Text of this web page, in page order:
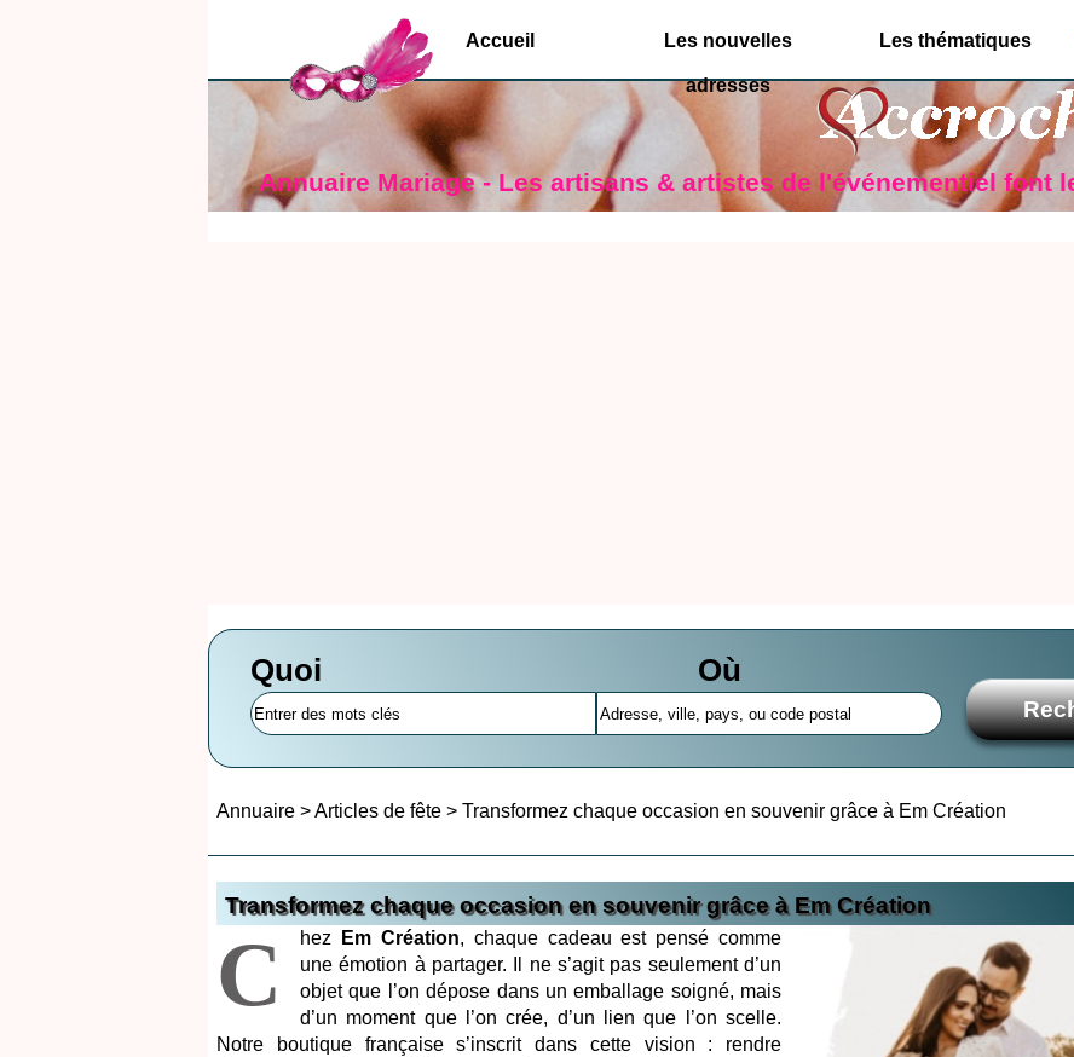
Accueil Les nouvelles
adresses
Les thématiques
Annuaire Mariage - Les artisans & artistes de l'événementiel font
Quoi Où
Annuaire >Articles de fête > Transformez chaque occasion en souvenir grâce à Em Création
Transformez chaque occasion en souvenir grâce à Em Création
C hez Em Création, chaque cadeau est pensé comme
une émotion à partager. Il ne s’agit pas seulement d’un
objet que l’on dépose dans un emballage soigné, mais
d’un moment que l’on crée, d’un lien que l’on scelle.
Notre boutique française s’inscrit dans cette vision : rendre